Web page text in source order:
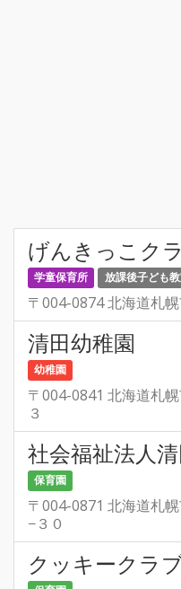
げんきっこク
学童保育所 放課後子ども
〒004-0874 北海道札
清田幼稚園
幼稚園
〒004-0841 北海道札
３
社会福祉法人
保育園
〒004-0871 北海道札
−３０
クッキークラ